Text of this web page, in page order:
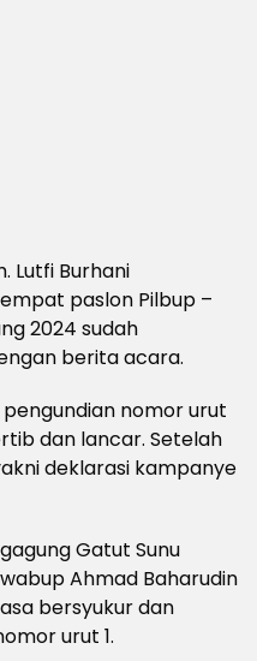
Lutfi Burhani
paslon Pilbup –
2024 sudah
berita acara.
nomor urut
dan lancar. Setelah
deklarasi kampanye
Gatut Sunu
Ahmad Baharudin
bersyukur dan
urut 1.